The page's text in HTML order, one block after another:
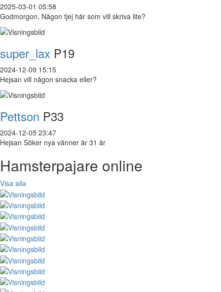
2025-03-01 05:58
Godmorgon, Någon tjej här som vill skriva lite?
super_lax P19
2024-12-09 15:15
Hejsan vill någon snacka eller?
Pettson P33
2024-12-05 23:47
Hejsan Söker nya vänner är 31 år
Hamsterpajare online
Visa alla